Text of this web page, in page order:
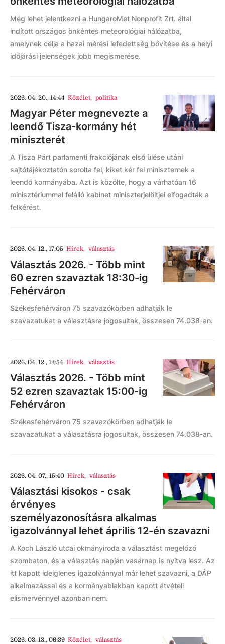
Még lehet jelentkezni a HungaroMet Nonprofit Zrt. által
indított országos önkéntes meteorológiai hálózatba,
amelynek célja a hazai mérési lefedettség bővítése és a helyi
időjárási jelenségek jobb megismerése.
2026. 04. 20., 14:44 Közélet, politika
Magyar Péter megnevezte a
leendő Tisza-kormány hét
miniszterét
A Tisza Párt parlamenti frakciójának első ülése utáni
sajtótájékoztatón sorolta fel, kiket kér fel miniszternek a
leendő kormányába. Azt is közölte, hogy a várhatóan 16
minisztériummal felálló kabinet miniszterjelöltjei elfogadták a
felkérést.
2026. 04. 12., 17:05 Hírek, választás
Választás 2026. - Több mint
60 ezren szavaztak 18:30-ig
Fehérváron
Székesfehérváron 75 szavazókörben adhatják le
szavazatukat a választásra jogosultak, összesen 74.038-an.
2026. 04. 12., 13:54 Hírek, választás
Választás 2026. - Több mint
52 ezren szavaztak 15:00-ig
Fehérváron
Székesfehérváron 75 szavazókörben adhatják le
szavazatukat a választásra jogosultak, összesen 74.038-an.
2026. 04. 07., 15:40 Hírek, választás
Választási kisokos - csak
érvényes
személyazonosításra alkalmas
igazolvánnyal lehet április 12-én szavazni
A Koch László utcai okmányiroda a választást megelőző
szombaton, és a választás napján vasárnap is nyitva lesz. Az
itt kapott ideiglenes igazolvánnyal már lehet szavazni, a DÁP
alkalmazással és a kormányablakban kapott átvételi
elismervénnyel azonban nem.
2026. 03. 13., 06:39 Közélet, választás